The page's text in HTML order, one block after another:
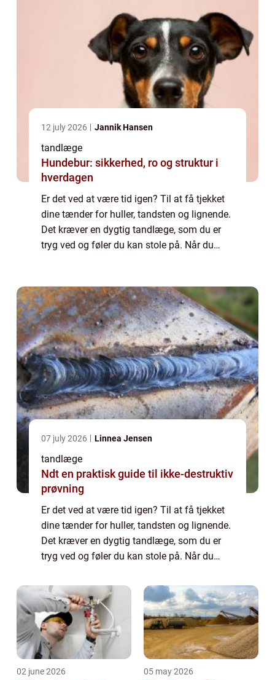
12 july 2026 Jannik Hansen
tandlæge
Hundebur: sikkerhed, ro og struktur i
hverdagen
Er det ved at være tid igen? Til at få tjekket
dine tænder for huller, tandsten og lignende.
Det kræver en dygtig tandlæge, som du er
tryg ved og føler du kan stole på. Når du
07 july 2026 Linnea Jensen
tandlæge
Ndt en praktisk guide til ikke-destruktiv
prøvning
Er det ved at være tid igen? Til at få tjekket
dine tænder for huller, tandsten og lignende.
Det kræver en dygtig tandlæge, som du er
tryg ved og føler du kan stole på. Når du
02 june 2026 05 may 2026